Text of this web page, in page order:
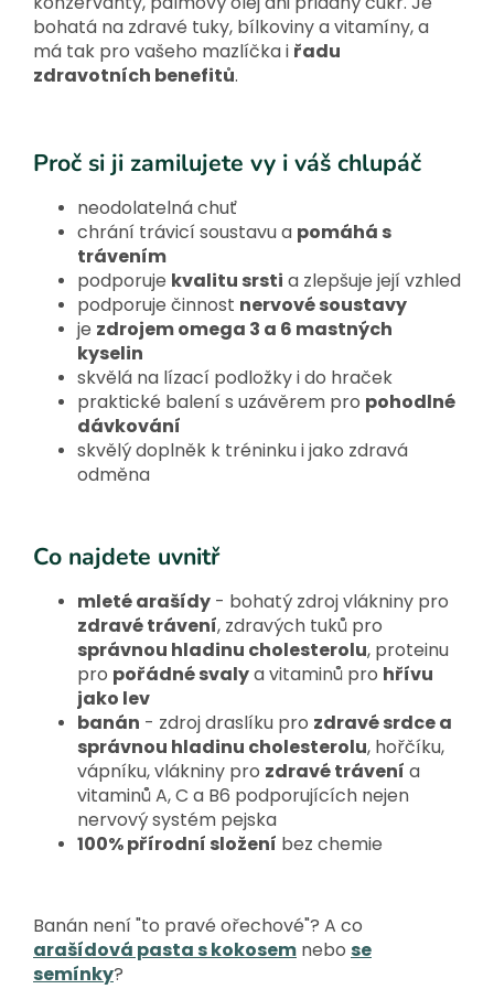
bohatá na zdravé tuky, bílkoviny a vitamíny, a
má tak pro vašeho mazlíčka i řadu
zdravotních benefitů.
Proč si ji zamilujete vy i váš chlupáč
neodolatelná chuť
chrání trávicí soustavu a pomáhá s
trávením
podporuje kvalitu srsti a zlepšuje její vzhled
podporuje činnost nervové soustavy
je zdrojem omega 3 a 6 mastných
kyselin
skvělá na lízací podložky i do hraček
praktické balení s uzávěrem pro pohodlné
dávkování
skvělý doplněk k tréninku i jako zdravá
odměna
Co najdete uvnitř
mleté arašídy - bohatý zdroj vlákniny pro
zdravé trávení, zdravých tuků pro
správnou hladinu cholesterolu, proteinu
pro pořádné svalya vitaminů pro hřívu
jako lev
banán - zdroj draslíku pro zdravé srdce a
správnou hladinu cholesterolu, hořčíku,
vápníku, vlákniny pro zdravé trávení a
vitaminů A, C a B6 podporujících nejen
nervový systém pejska
100% přírodní složení bez chemie
Banán není "to pravé ořechové"? A co
arašídová pasta s kokosem nebo se
semínky?